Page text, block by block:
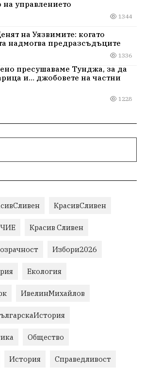
на управлението
1344
на Уязвимите: когато
надмогва предразсъдъците
1336
пресушаваме Тунджа, за да
и… джобовете на частни
1228
КрасивСливен
Красив Сливен
Избори2026
Екология
ИвелинМихайлов
Общество
История Справедливост